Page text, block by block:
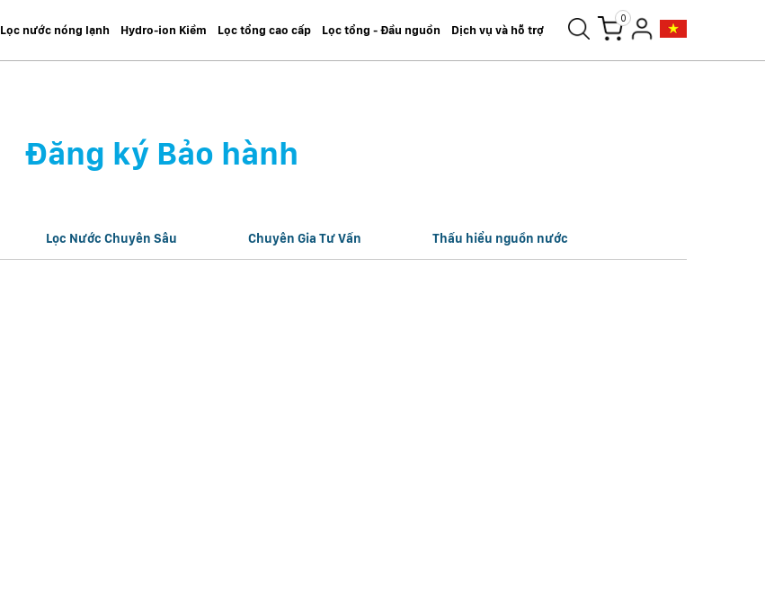
Lọc nước nóng lạnh Hydro-ion Kiềm Lọc tổng cao cấp Lọc tổng - Đầu nguồn Dịch vụ và hỗ trợ
0
Đăng ký Bảo hành
Lọc Nước Chuyên Sâu Chuyên Gia Tư Vấn Thấu hiểu nguồn nước